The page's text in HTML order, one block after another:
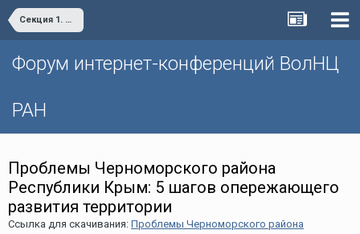
Секция 1. Научно-технологическое развитие территорий: региональные тенденции и практики
Форум интернет-конференций ВолНЦ
РАН
Проблемы Черноморского района
Республики Крым: 5 шагов опережающего
развития территории
Ссылка для скачивания: Проблемы Черноморского района